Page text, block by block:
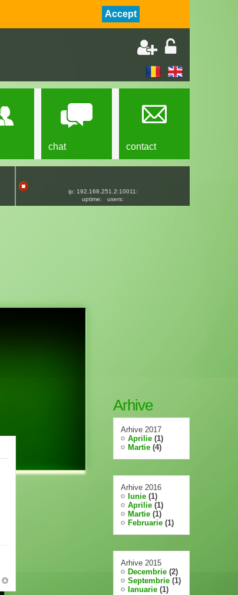
Accept
chat contact
ip: 192.168.251.2:10011:
uptime:
users:
Arhive
Arhive 2017
Aprilie (1)
Martie (4)
Arhive 2016
Iunie (1)
Aprilie (1)
Martie (1)
Februarie (1)
Arhive 2015
Decembrie (2)
Septembrie (1)
Ianuarie (1)